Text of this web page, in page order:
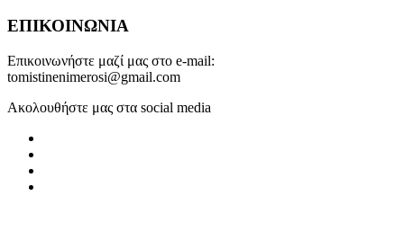
ΕΠΙΚΟΙΝΩΝΙΑ
Επικοινωνήστε μαζί μας στο e-mail:
tomistinenimerosi@gmail.com
Ακολουθήστε μας στα social media